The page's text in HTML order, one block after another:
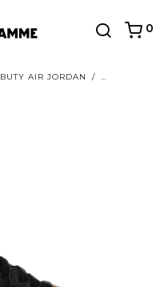
0
BUTY AIR JORDAN / BUTY AIR